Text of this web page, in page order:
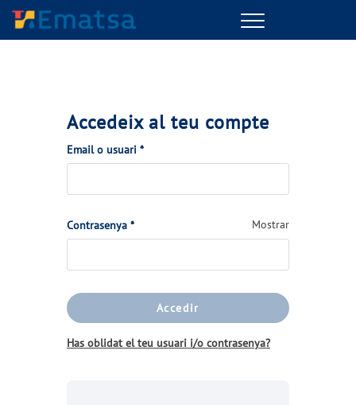
Menu
Accedeix al teu compte
Email o usuari *(Obligatorio)
Contrasenya *(Obligatorio) Mostrar
Accedir
Has oblidat el teu usuari i/o contrasenya?